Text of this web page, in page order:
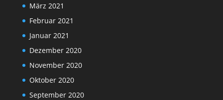
März 2021
Februar 2021
Januar 2021
Dezember 2020
November 2020
Oktober 2020
September 2020